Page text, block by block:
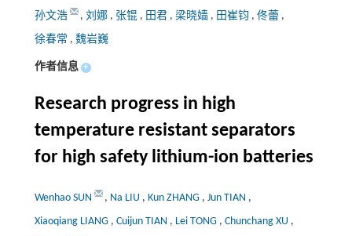
孙文浩 , 刘娜 , 张锟 , 田君 , 梁晓嫱 , 田崔钧 , 佟蕾 ,
徐春常 , 魏岩巍
作者信息 +
Research progress in high
temperature resistant separators
for high safety lithium-ion batteries
Wenhao SUN , Na LIU , Kun ZHANG , Jun TIAN ,
Xiaoqiang LIANG , Cuijun TIAN , Lei TONG , Chunchang XU ,